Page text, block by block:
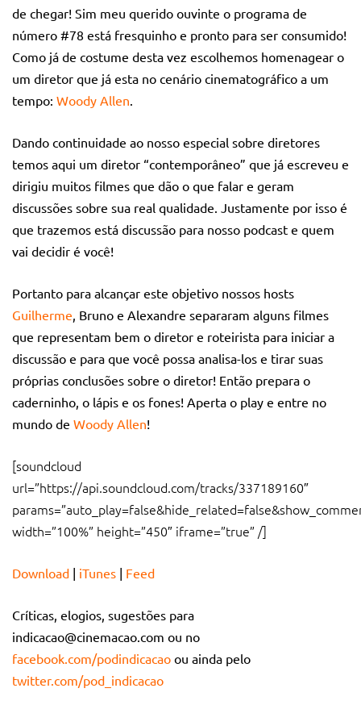
de chegar! Sim meu querido ouvinte o programa de
número #78 está fresquinho e pronto para ser consumido!
Como já de costume desta vez escolhemos homenagear o
um diretor que já esta no cenário cinematográfico a um
tempo: Woody Allen
Dando continuidade ao nosso especial sobre diretores
temos aqui um diretor “contemporâneo” que já escreveu e
dirigiu muitos filmes que dão o que falar e geram
discussões sobre sua real qualidade. Justamente por isso é
que trazemos está discussão para nosso podcast e quem
vai decidir é você!
Portanto para alcançar este objetivo nossos hosts
Guilherme , Bruno e Alexandre separaram alguns filmes
que representam bem o diretor e roteirista para iniciar a
discussão e para que você possa analisa-los e tirar suas
próprias conclusões sobre o diretor! Então prepara o
caderninho, o lápis e os fones! Aperta o play e entre no
mundo de Woody Allen!
[soundcloud
url=”https://api.soundcloud.com/tracks/337189160″
width=”100%” height=”450″ iframe=”true” /]
Download | iTunes | Feed
Críticas, elogios, sugestões para
indicacao@cinemacao.com ou no
facebook.com/podindicacao ou ainda pelo
twitter.com/pod_indicacao